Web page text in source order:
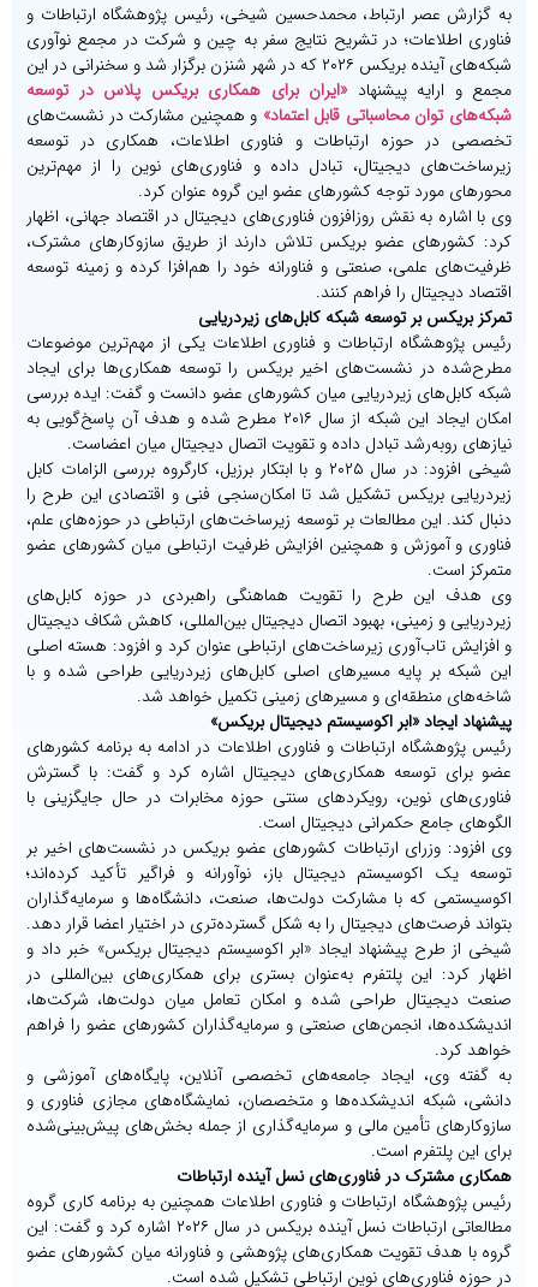
به گزارش عصر ارتباط، محمدحسین شیخی، رئیس پژوهشگاه ارتباطات و
فناوری اطلاعات؛ در تشریح نتایج سفر به چین و شرکت در مجمع نوآوری
شبکه‌های آینده بریکس ۲۰۲۶ که در شهر شنزن برگزار شد و سخنرانی در این
مجمع و ارایه پیشنهاد«ایران برای همکاری بریکس پلاس در توسعه
شبکه‌های توان محاسباتی قابل اعتماد» و همچنین مشارکت در نشست‌های
تخصصی در حوزه ارتباطات و فناوری اطلاعات، همکاری در توسعه
زیرساخت‌های دیجیتال، تبادل داده و فناوری‌های نوین را از مهم‌ترین
محورهای مورد توجه کشورهای عضو این گروه عنوان کرد.
وی با اشاره به نقش روزافزون فناوری‌های دیجیتال در اقتصاد جهانی، اظهار
کرد: کشورهای عضو بریکس تلاش دارند از طریق سازوکارهای مشترک،
ظرفیت‌های علمی، صنعتی و فناورانه خود را هم‌افزا کرده و زمینه توسعه
اقتصاد دیجیتال را فراهم کنند.
تمرکز بریکس بر توسعه شبکه کابل‌های زیردریایی
رئیس پژوهشگاه ارتباطات و فناوری اطلاعات یکی از مهم‌ترین موضوعات
مطرح‌شده در نشست‌های اخیر بریکس را توسعه همکاری‌ها برای ایجاد
شبکه کابل‌های زیردریایی میان کشورهای عضو دانست و گفت: ایده بررسی
امکان ایجاد این شبکه از سال ۲۰۱۶ مطرح شده و هدف آن پاسخ‌گویی به
نیازهای رو‌به‌رشد تبادل داده و تقویت اتصال دیجیتال میان اعضاست.
شیخی افزود: در سال ۲۰۲۵ و با ابتکار برزیل، کارگروه بررسی الزامات کابل
زیردریایی بریکس تشکیل شد تا امکان‌سنجی فنی و اقتصادی این طرح را
دنبال کند. این مطالعات بر توسعه زیرساخت‌های ارتباطی در حوزه‌های علم،
فناوری و آموزش و همچنین افزایش ظرفیت ارتباطی میان کشورهای عضو
متمرکز است.
وی هدف این طرح را تقویت هماهنگی راهبردی در حوزه کابل‌های
زیردریایی و زمینی، بهبود اتصال دیجیتال بین‌المللی، کاهش شکاف دیجیتال
و افزایش تاب‌آوری زیرساخت‌های ارتباطی عنوان کرد و افزود: هسته اصلی
این شبکه بر پایه مسیرهای اصلی کابل‌های زیردریایی طراحی شده و با
شاخه‌های منطقه‌ای و مسیرهای زمینی تکمیل خواهد شد.
پیشنهاد ایجاد «ابر اکوسیستم دیجیتال بریکس»
رئیس پژوهشگاه ارتباطات و فناوری اطلاعات در ادامه به برنامه کشورهای
عضو برای توسعه همکاری‌های دیجیتال اشاره کرد و گفت: با گسترش
فناوری‌های نوین، رویکردهای سنتی حوزه مخابرات در حال جایگزینی با
الگوهای جامع حکمرانی دیجیتال است.
وی افزود: وزرای ارتباطات کشورهای عضو بریکس در نشست‌های اخیر بر
توسعه یک اکوسیستم دیجیتال باز، نوآورانه و فراگیر تأکید کرده‌اند؛
اکوسیستمی که با مشارکت دولت‌ها، صنعت، دانشگاه‌ها و سرمایه‌گذاران
بتواند فرصت‌های دیجیتال را به شکل گسترده‌تری در اختیار اعضا قرار دهد.
شیخی از طرح پیشنهاد ایجاد «ابر اکوسیستم دیجیتال بریکس» خبر داد و
اظهار کرد: این پلتفرم به‌عنوان بستری برای همکاری‌های بین‌المللی در
صنعت دیجیتال طراحی شده و امکان تعامل میان دولت‌ها، شرکت‌ها،
اندیشکده‌ها، انجمن‌های صنعتی و سرمایه‌گذاران کشورهای عضو را فراهم
خواهد کرد.
به گفته وی، ایجاد جامعه‌های تخصصی آنلاین، پایگاه‌های آموزشی و
دانشی، شبکه اندیشکده‌ها و متخصصان، نمایشگاه‌های مجازی فناوری و
سازوکارهای تأمین مالی و سرمایه‌گذاری از جمله بخش‌های پیش‌بینی‌شده
برای این پلتفرم است.
همکاری مشترک در فناوری‌های نسل آینده ارتباطات
رئیس پژوهشگاه ارتباطات و فناوری اطلاعات همچنین به برنامه کاری گروه
مطالعاتی ارتباطات نسل آینده بریکس در سال ۲۰۲۶ اشاره کرد و گفت: این
گروه با هدف تقویت همکاری‌های پژوهشی و فناورانه میان کشورهای عضو
در حوزه فناوری‌های نوین ارتباطی تشکیل شده است.